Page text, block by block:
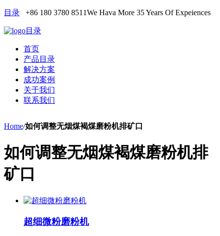
目录 +86 180 3780 8511We Hava More 35 Years Of Expeiences
目录
首页
产品目录
解决方案
成功案例
关于我们
联系我们
Home/如何调整无烟煤褐煤磨粉机排矿口
如何调整无烟煤褐煤磨粉机排
矿口
超细微粉磨粉机